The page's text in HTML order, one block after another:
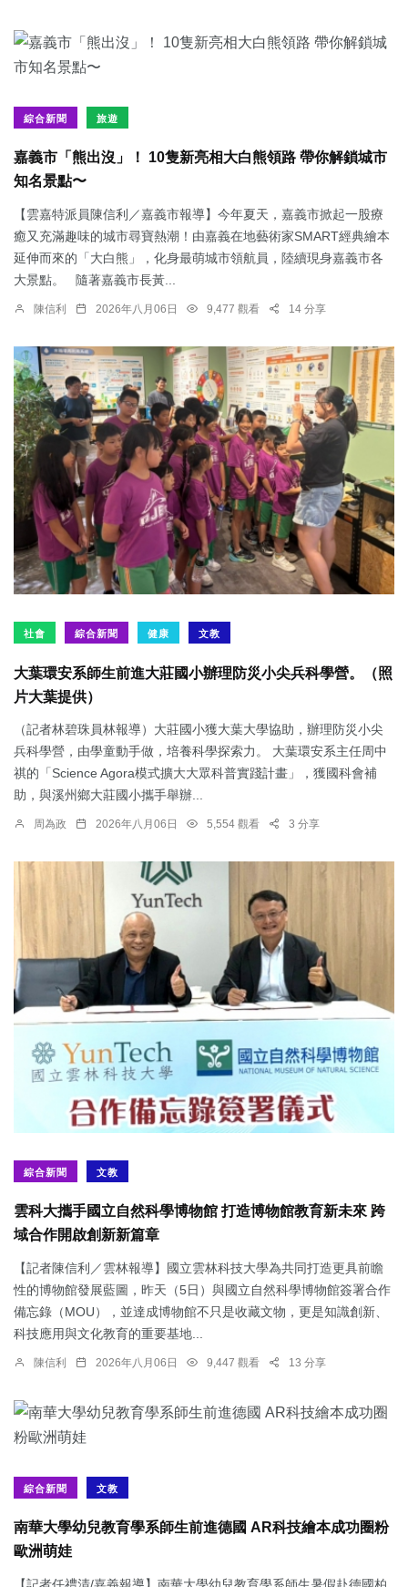
綜合新聞 旅遊
嘉義市「熊出沒」！ 10隻新亮相大白熊領路 帶你解鎖城市
知名景點〜
【雲嘉特派員陳信利／嘉義市報導】今年夏天，嘉義市掀起一股療
癒又充滿趣味的城市尋寶熱潮！由嘉義在地藝術家SMART經典繪本
延伸而來的「大白熊」，化身最萌城市領航員，陸續現身嘉義市各
大景點。 隨著嘉義市長黃...
陳信利 2026年八月06日 9,477 觀看 14 分享
社會 綜合新聞 健康 文教
大葉環安系師生前進大莊國小辦理防災小尖兵科學營。（照
片大葉提供）
（記者林碧珠員林報導）大莊國小獲大葉大學協助，辦理防災小尖
兵科學營，由學童動手做，培養科學探索力。 大葉環安系主任周中
祺的「Science Agora模式擴大大眾科普實踐計畫」，獲國科會補
助，與溪州鄉大莊國小攜手舉辦...
周為政 2026年八月06日 5,554 觀看 3 分享
綜合新聞 文教
雲科大攜手國立自然科學博物館 打造博物館教育新未來 跨
域合作開啟創新新篇章
【記者陳信利／雲林報導】國立雲林科技大學為共同打造更具前瞻
性的博物館發展藍圖，昨天（5日）與國立自然科學博物館簽署合作
備忘錄（MOU），並達成博物館不只是收藏文物，更是知識創新、
科技應用與文化教育的重要基地...
陳信利 2026年八月06日 9,447 觀看 13 分享
綜合新聞 文教
南華大學幼兒教育學系師生前進德國 AR科技繪本成功圈粉
歐洲萌娃
【記者任禮清/嘉義報導】南華大學幼兒教育學系師生暑假赴德國柏